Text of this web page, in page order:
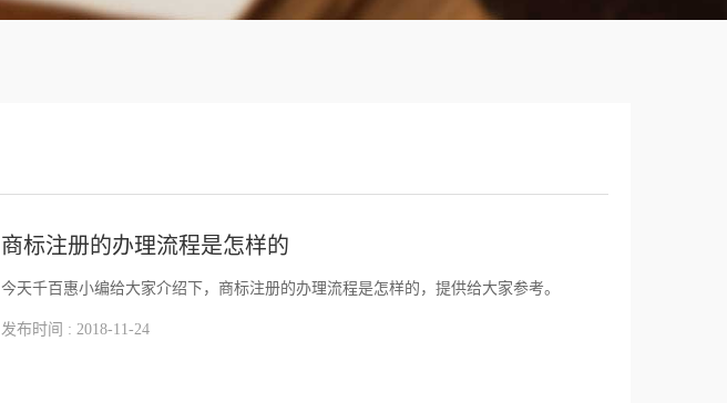
商标注册的办理流程是怎样的
今天千百惠小编给大家介绍下，商标注册的办理流程是怎样的，提供给大家参考。
发布时间 : 2018-11-24